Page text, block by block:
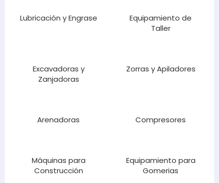
Lubricación y Engrase
Equipamiento de
Taller
Excavadoras y
Zanjadoras
Zorras y Apiladores
Arenadoras Compresores
Máquinas para
Construcción
Equipamiento para
Gomerias